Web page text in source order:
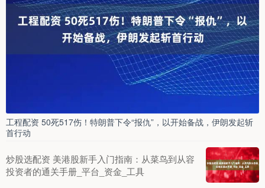
工程配资 50死517伤！特朗普下令“报仇”，以开始备战，伊朗发起斩
首行动
炒股选配资 美港股新手入门指南：从菜鸟到从容
投资者的通关手册_平台_资金_工具